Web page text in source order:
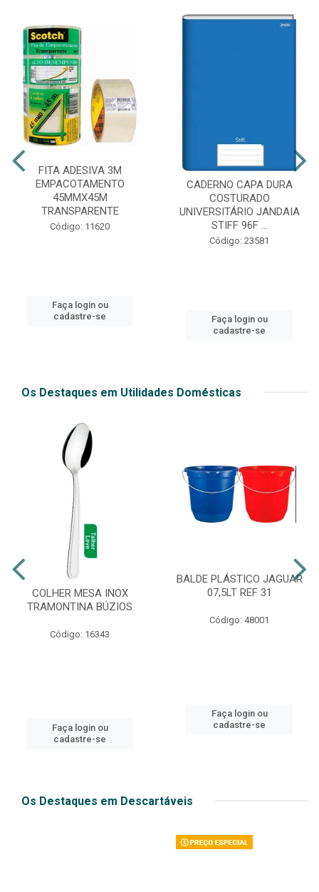
FITA ADESIVA 3M
EMPACOTAMENTO
45MMX45M
TRANSPARENTE
Código: 11620
Faça login ou
cadastre-se
CADERNO CAPA DURA
COSTURADO
UNIVERSITÁRIO JANDAIA
STIFF 96F ...
Código: 23581
Faça login ou
cadastre-se
Os Destaques em Utilidades Domésticas
COLHER MESA INOX
TRAMONTINA BÚZIOS
Código: 16343
Faça login ou
cadastre-se
BALDE PLÁSTICO JAGUAR
07,5LT REF 31
Código: 48001
Faça login ou
cadastre-se
Os Destaques em Descartáveis